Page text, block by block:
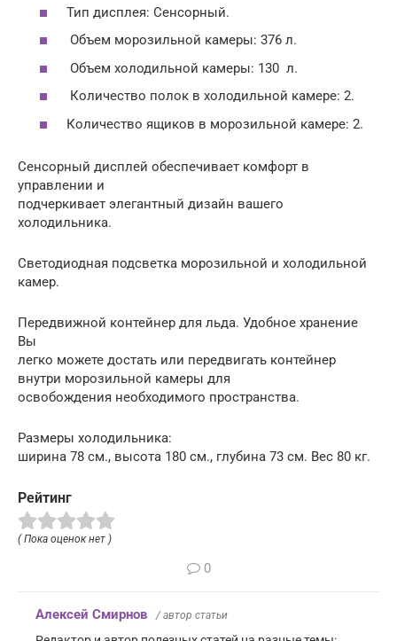
Тип дисплея: Сенсорный.
Объем морозильной камеры: 376 л.
Объем холодильной камеры: 130 л.
Количество полок в холодильной камере: 2.
Количество ящиков в морозильной камере: 2.
Сенсорный дисплей обеспечивает комфорт в
управлении и
подчеркивает элегантный дизайн вашего
холодильника.
Светодиодная подсветка морозильной и холодильной
камер.
Передвижной контейнер для льда. Удобное хранение
Вы
легко можете достать или передвигать контейнер
внутри морозильной камеры для
освобождения необходимого пространства.
Размеры холодильника:
ширина 78 см., высота 180 см., глубина 73 см. Вес 80 кг.
Рейтинг
( Пока оценок нет )
0
Алексей Смирнов / автор статьи